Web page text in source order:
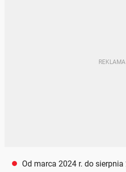
Od marca 2024 r. do